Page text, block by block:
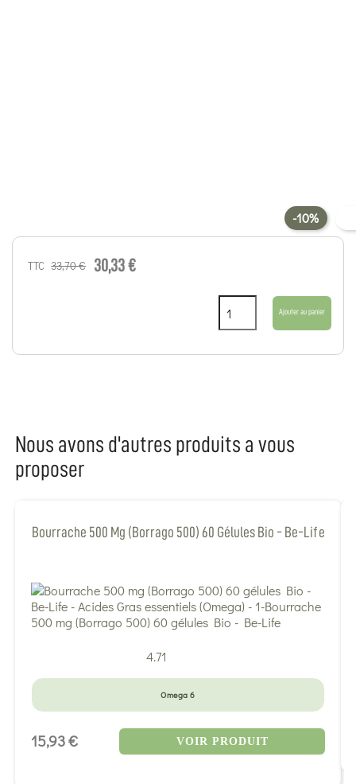
-10%
TTC 33,70 € 30,33 €
Ajouter au panier
Nous avons d'autres produits a vous
proposer
Bourrache 500 Mg (Borrago 500) 60 Gélules Bio - Be-Life
4.71
Omega 6
15,93 € VOIR PRODUIT